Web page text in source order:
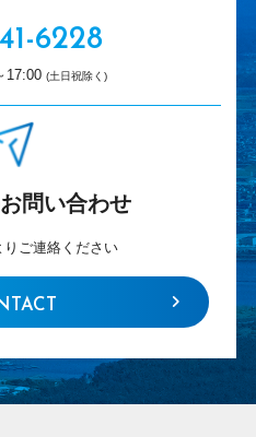
6228
17:00 (土日祝除く)
問い合わせ
りご連絡ください